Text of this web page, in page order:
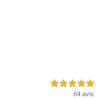
5,0 étoiles sur 5
64 avis